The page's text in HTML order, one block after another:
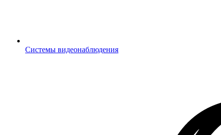
Системы видеонаблюдения